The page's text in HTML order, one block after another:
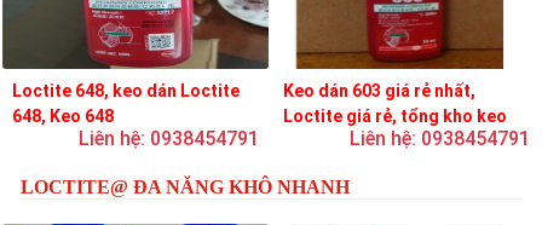
Loctite 648, keo dán Loctite
648, Keo 648
Liên hệ: 0938454791
Keo dán 603 giá rẻ nhất,
Loctite giá rẻ, tổng kho keo
Liên hệ: 0938454791
LOCTITE@ ĐA NĂNG KHÔ NHANH